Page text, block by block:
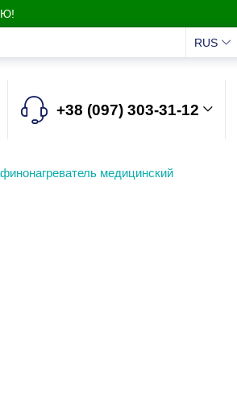
RUS
+38 (097) 303-31-12
медицинский